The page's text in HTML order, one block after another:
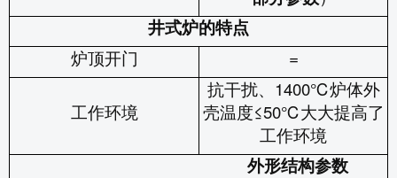
井式炉的特点
炉顶开门
=
工作环境
抗干扰、 1400℃炉体外
壳温度≤50℃大大提高了
工作环境
外形结构参数